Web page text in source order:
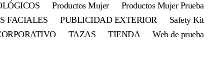
Productos Mujer
Productos Mujer Prueba
FACIALES
PUBLICIDAD EXTERIOR
Safety Kit
TAZAS TIENDA Web de prueba